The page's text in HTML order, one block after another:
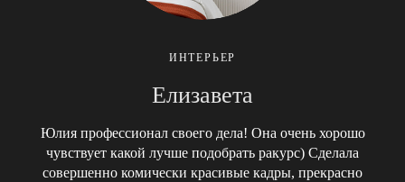
ИНТЕРЬЕР
Елизавета
Юлия профессионал своего дела! Она очень хорошо
чувствует какой лучше подобрать ракурс) Сделала
совершенно комически красивые кадры, прекрасно